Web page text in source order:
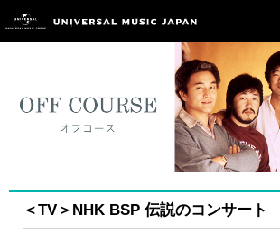
＜TV＞NHK BSP 伝説のコンサート